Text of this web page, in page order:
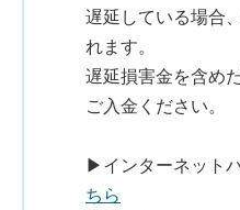
遅延している場合
れます。
遅延損害金を含め
ご入金ください。
▶インターネット
ちら